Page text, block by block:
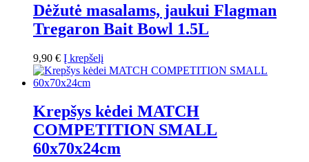
Dėžutė masalams, jaukui Flagman
Tregaron Bait Bowl 1.5L
9,90 € Į krepšelį
Krepšys kėdei MATCH
COMPETITION SMALL
60x70x24cm